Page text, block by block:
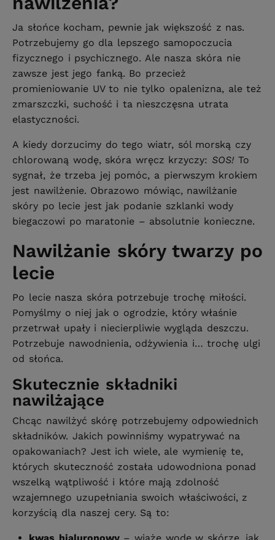
Ja słońce kocham, pewnie jak większość z nas.
Potrzebujemy go dla lepszego samopoczucia
fizycznego i psychicznego. Ale nasza skóra nie
zawsze jest jego fanką. Bo przecież
promieniowanie UV to nie tylko opalenizna, ale też
zmarszczki, suchość i ta nieszczęsna utrata
elastyczności.
A kiedy dorzucimy do tego wiatr, sól morską czy
chlorowaną wodę, skóra wręcz krzyczy: SOS! To
sygnał, że trzeba jej pomóc, a pierwszym krokiem
jest nawilżenie. Obrazowo mówiąc, nawilżanie
skóry po lecie jest jak podanie szklanki wody
biegaczowi po maratonie – absolutnie konieczne.
Nawilżanie skóry twarzy po
lecie
Po lecie nasza skóra potrzebuje trochę miłości.
Pomyślmy o niej jak o ogrodzie, który właśnie
przetrwał upały i niecierpliwie wygląda deszczu.
Potrzebuje nawodnienia, odżywienia i… trochę ulgi
od słońca.
Skutecznie składniki
nawilżające
Chcąc nawilżyć skórę potrzebujemy odpowiednich
składników. Jakich powinniśmy wypatrywać na
opakowaniach? Jest ich wiele, ale wymienię te,
których skuteczność została udowodniona ponad
wszelką wątpliwość i które mają zdolność
wzajemnego uzupełniania swoich właściwości, z
korzyścią dla naszej cery. Są to: